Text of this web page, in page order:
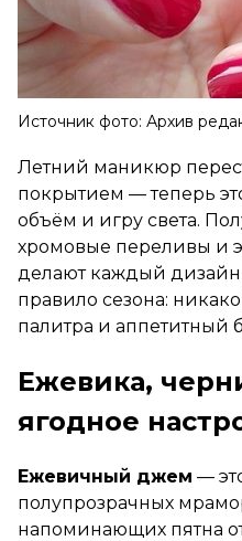
Источник фото: Архив
Летний маникюр
покрытием — теперь
объём и игру света.
хромовые переливы и
делают каждый
правило сезона:
палитра и аппетитный
Ежевика,
ягодное
Ежевичный джем —
полупрозрачных
напоминающих пятна